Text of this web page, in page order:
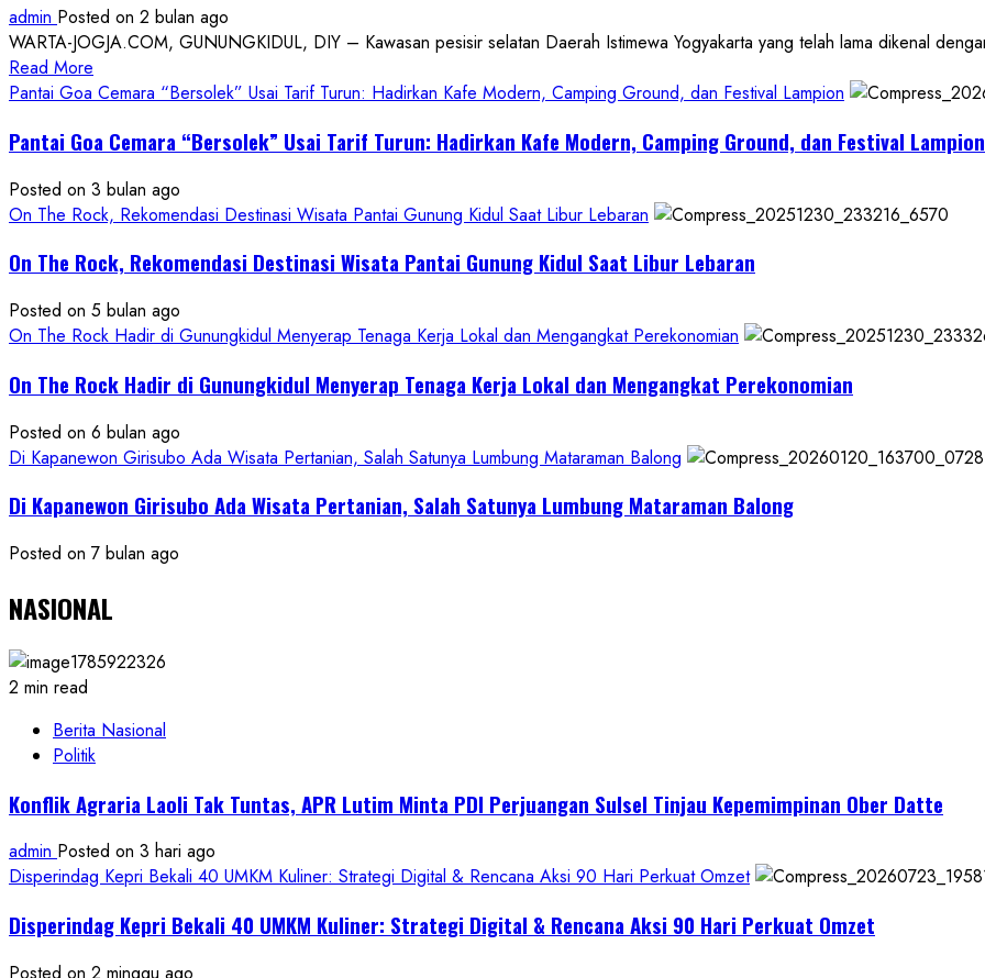
admin Posted on 2 bulan ago
WARTA-JOGJA.COM, GUNUNGKIDUL, DIY – Kawasan pesisir selatan Daerah Istimewa Yogyakarta yang telah lama dikenal
Read More
more
ON
ROCK
Gunungkidul
Konsep
Padukan
Keindahan
dan
Wisata
Kekinian
Pantai Goa Cemara “Bersolek” Usai Tarif Turun: Hadirkan Kafe Modern, Camping Ground, dan Festival Lampion
Pantai Goa Cemara “Bersolek” Usai Tarif Turun: Hadirkan Kafe Modern, Camping Ground, dan Festival Lampion
Posted on 3 bulan ago
On The Rock, Rekomendasi Destinasi Wisata Pantai Gunung Kidul Saat Libur Lebaran
On The Rock, Rekomendasi Destinasi Wisata Pantai Gunung Kidul Saat Libur Lebaran
Posted on 5 bulan ago
On The Rock Hadir di Gunungkidul Menyerap Tenaga Kerja Lokal dan Mengangkat Perekonomian
On The Rock Hadir di Gunungkidul Menyerap Tenaga Kerja Lokal dan Mengangkat Perekonomian
Posted on 6 bulan ago
Di Kapanewon Girisubo Ada Wisata Pertanian, Salah Satunya Lumbung Mataraman Balong
Di Kapanewon Girisubo Ada Wisata Pertanian, Salah Satunya Lumbung Mataraman Balong
Posted on 7 bulan ago
NASIONAL
2 min read
Berita Nasional
Politik
Konflik Agraria Laoli Tak Tuntas, APR Lutim Minta PDI Perjuangan Sulsel Tinjau Kepemimpinan Ober Datte
admin Posted on 3 hari ago
Disperindag Kepri Bekali 40 UMKM Kuliner: Strategi Digital & Rencana Aksi 90 Hari Perkuat Omzet
Disperindag Kepri Bekali 40 UMKM Kuliner: Strategi Digital & Rencana Aksi 90 Hari Perkuat Omzet
Posted on 2 minggu ago